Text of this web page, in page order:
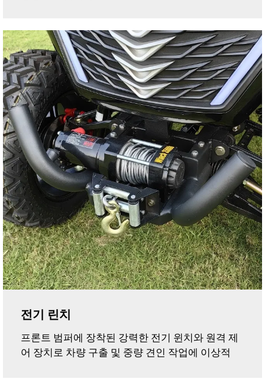
전기 린치
프론트 범퍼에 장착된 강력한 전기 윈치와 원격 제
어 장치로 차량 구출 및 중량 견인 작업에 이상적